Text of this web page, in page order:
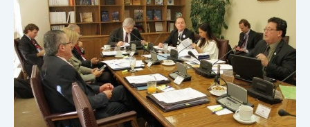
proyecto
que
amplía
a
dos
años
garantía